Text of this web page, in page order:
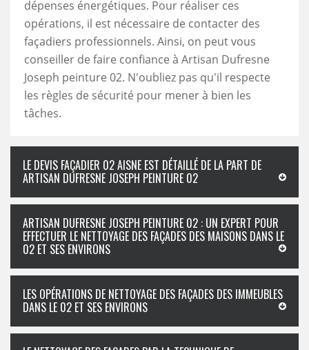
dépenses énergétiques. Pour réaliser ces
opérations, il est nécessaire de contacter des
façadiers professionnels. Ainsi, on peut vous
conseiller de faire confiance à Artisan Dufresne
Joseph peinture 02. N'oubliez pas qu'il respecte
les règles de sécurité pour mener à bien les
tâches.
LE DEVIS FAÇADIER 02 AISNE EST DÉTAILLÉ DE LA PART DE
ARTISAN DUFRESNE JOSEPH PEINTURE 02
ARTISAN DUFRESNE JOSEPH PEINTURE 02 : UN EXPERT POUR
EFFECTUER LE NETTOYAGE DES FAÇADES DES MAISONS DANS LE
02 ET SES ENVIRONS
LES OPÉRATIONS DE NETTOYAGE DES FAÇADES DES IMMEUBLES
DANS LE 02 ET SES ENVIRONS